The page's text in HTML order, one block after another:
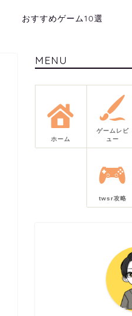
おすすめゲーム10選
MENU
ホーム
ゲームレビ
ュー
twsr攻略